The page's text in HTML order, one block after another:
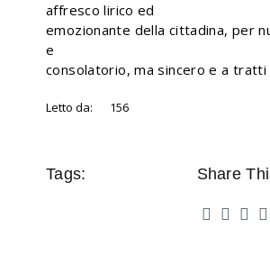
affresco lirico ed
emozionante della cittadina, per
e
consolatorio, ma sincero e a
Letto da: 156
Tags: Share